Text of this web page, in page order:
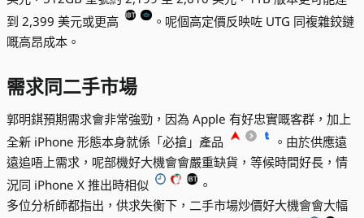
到 2,399 美元或更高
。呢個高定價反映咗 UTG 同複雜鉸鏈
嘅高昂成本。
需求同二手市場
郭明錤預期需求會非常強勁，因為 Apple 有好忠實嘅客群，加上
全新 iPhone 形態本身就係「必搶」產品
。由於供應遠
遠追唔上需求，呢部機好大機會會嚴重缺貨，等候時間好長，情
況同 iPhone X 推出時相似
。
多位分析師都指出，供求失衡下，二手市場炒價好大機會會大幅